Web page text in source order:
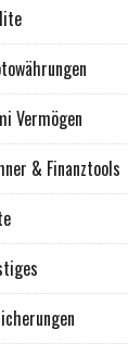
Vermögen
& Finanztools